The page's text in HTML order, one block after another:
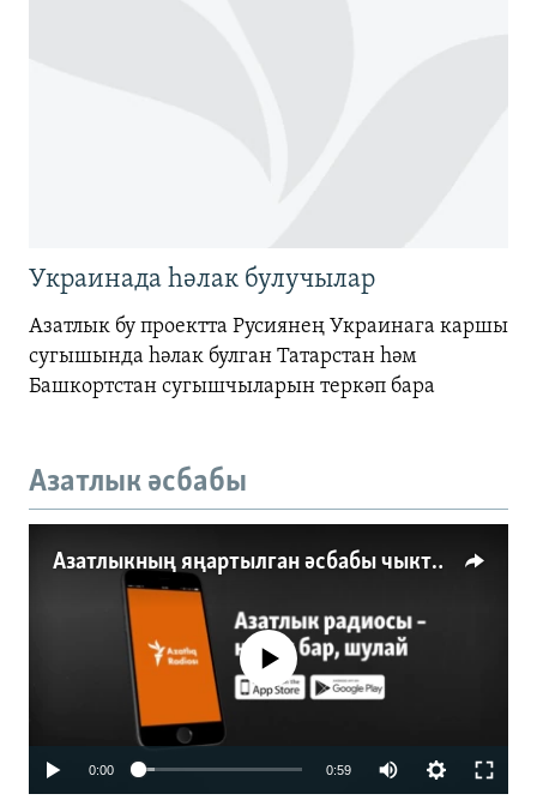
Украинада һәлак булучылар
Азатлык бу проектта Русиянең Украинага каршы
сугышында һәлак булган Татарстан һәм
Башкортстан сугышчыларын теркәп бара
Азатлык әсбабы
Азатлыкның яңартылган әсбабы чыкты
No media source currently available
0:00 0:59